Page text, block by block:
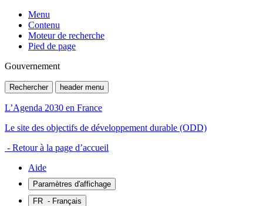
Menu
Contenu
Moteur de recherche
Pied de page
Gouvernement
Rechercher header menu
L’Agenda 2030 en France
Le site des objectifs de développement durable (ODD)
- Retour à la page d’accueil
Aide
Paramètres d'affichage
FR - Français